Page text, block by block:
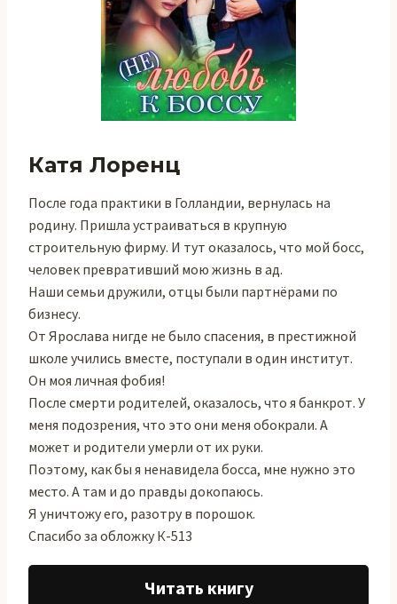
Катя Лоренц
После года практики в Голландии, вернулась на
родину. Пришла устраиваться в крупную
строительную фирму. И тут оказалось, что мой босс,
человек превративший мою жизнь в ад.
Наши семьи дружили, отцы были партнёрами по
бизнесу.
От Ярослава нигде не было спасения, в престижной
школе учились вместе, поступали в один институт.
Он моя личная фобия!
После смерти родителей, оказалось, что я банкрот. У
меня подозрения, что это они меня обокрали. А
может и родители умерли от их руки.
Поэтому, как бы я ненавидела босса, мне нужно это
место. А там и до правды докопаюсь.
Я уничтожу его, разотру в порошок.
Спасибо за обложку К-513
Читать книгу